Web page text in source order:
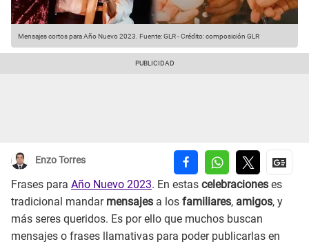
Mensajes cortos para Año Nuevo 2023. Fuente: GLR-Crédito: composición GLR
Enzo Torres
Frases para Año Nuevo 2023. En estas celebraciones es
tradicional mandar mensajes a los familiares, amigos, y
más seres queridos. Es por ello que muchos buscan
mensajes o frases llamativas para poder publicarlas en